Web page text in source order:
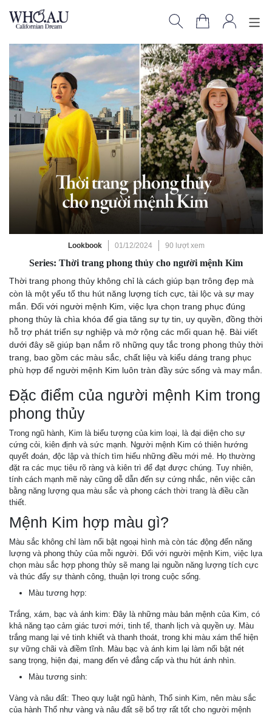
Lookbook 01/12/2024 90 lượt xem
Series: Thời trang phong thủy cho người mệnh Kim
Thời trang phong thủy không chỉ là cách giúp bạn trông đẹp mà
còn là một yếu tố thu hút năng lượng tích cực, tài lộc và sự may
mắn. Đối với người mệnh Kim, việc lựa chọn trang phục đúng
phong thủy là chìa khóa để gia tăng sự tự tin, uy quyền, đồng thời
hỗ trợ phát triển sự nghiệp và mở rộng các mối quan hệ. Bài viết
dưới đây sẽ giúp bạn nắm rõ những quy tắc trong phong thủy thời
trang, bao gồm các màu sắc, chất liệu và kiểu dáng trang phục
phù hợp để người mệnh Kim luôn tràn đầy sức sống và may mắn.
Đặc điểm của người mệnh Kim trong
phong thủy
Trong ngũ hành, Kim là biểu tượng của kim loại, là đại diện cho sự
cứng cỏi, kiên định và sức mạnh. Người mệnh Kim có thiên hướng
quyết đoán, độc lập và thích tìm hiểu những điều mới mẻ. Họ thường
đặt ra các mục tiêu rõ ràng và kiên trì để đạt được chúng. Tuy nhiên,
tính cách mạnh mẽ này cũng dễ dẫn đến sự cứng nhắc, nên việc cân
bằng năng lượng qua màu sắc và phong cách thời trang là điều cần
thiết.
Mệnh Kim hợp màu gì?
Màu sắc không chỉ làm nổi bật ngoại hình mà còn tác động đến năng
lượng và phong thủy của mỗi người. Đối với người mệnh Kim, việc lựa
chọn màu sắc hợp phong thủy sẽ mang lại nguồn năng lượng tích cực
và thúc đẩy sự thành công, thuận lợi trong cuộc sống.
Màu tương hợp:
Trắng, xám, bạc và ánh kim: Đây là những màu bản mệnh của Kim, có
khả năng tạo cảm giác tươi mới, tinh tế, thanh lịch và quyền uy. Màu
trắng mang lại vẻ tinh khiết và thanh thoát, trong khi màu xám thể hiện
sự vững chãi và điềm tĩnh. Màu bạc và ánh kim lại làm nổi bật nét
sang trọng, hiện đại, mang đến vẻ đẳng cấp và thu hút ánh nhìn.
Màu tương sinh:
Vàng và nâu đất: Theo quy luật ngũ hành, Thổ sinh Kim, nên màu sắc
của hành Thổ như vàng và nâu đất sẽ bổ trợ rất tốt cho người mệnh